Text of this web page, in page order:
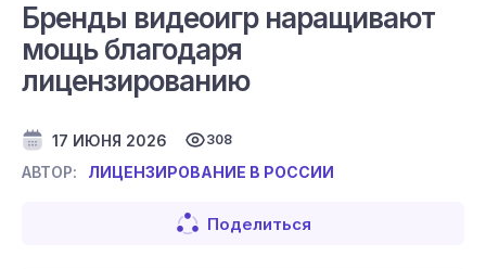
Бренды видеоигр наращивают
мощь благодаря
лицензированию
17 ИЮНЯ 2026 308
АВТОР: ЛИЦЕНЗИРОВАНИЕ В РОССИИ
Поделиться